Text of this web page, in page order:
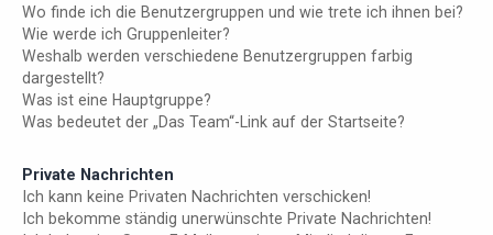
Wo finde ich die Benutzergruppen und wie trete ich ihnen bei?
Wie werde ich Gruppenleiter?
Weshalb werden verschiedene Benutzergruppen farbig
dargestellt?
Was ist eine Hauptgruppe?
Was bedeutet der „Das Team“-Link auf der Startseite?
Private Nachrichten
Ich kann keine Privaten Nachrichten verschicken!
Ich bekomme ständig unerwünschte Private Nachrichten!